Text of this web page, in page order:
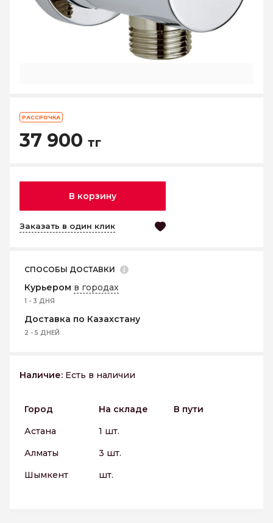
РАССРОЧКА
37 900 тг
В корзину
Заказать в один клик
СПОСОБЫ ДОСТАВКИ
Курьером в городах
1 - 3 ДНЯ
Доставка по Казахстану
2 - 5 ДНЕЙ
Наличие: Есть в наличии
Город На складе
В пути
Астана
1 шт.
Алматы
3 шт.
Шымкент
шт.